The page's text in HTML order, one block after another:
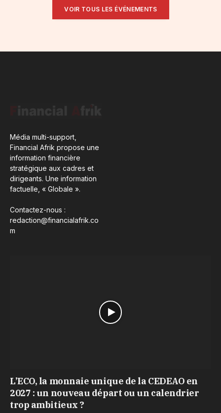
VOIR TOUS LES ÉVÉNEMENTS
Média multi-support,
Financial Afrik propose une
information financière
stratégique aux cadres et
dirigeants. Une information
factuelle, « Globale ».
Contactez-nous :
redaction@financialafrik.co
m
L’ECO, la monnaie unique de la CEDEAO en
2027 : un nouveau départ ou un calendrier
trop ambitieux ?